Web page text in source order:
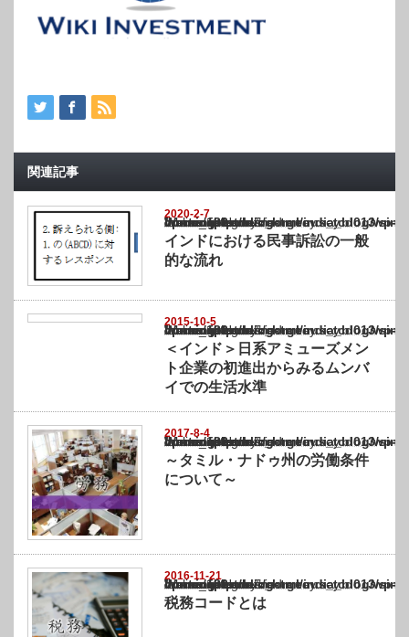
関連記事
2020-2-7
Warning
: Undefined array key "show_category" in
/home/netst/kuno-cpa.co.jp/public_html/india_blog/wp-content/themes/
on line183
インドにおける民事訴訟の一般
的な流れ
2015-10-5
Warning
: Undefined array key "show_category" in
/home/netst/kuno-cpa.co.jp/public_html/india_blog/wp-content/themes/
on line183
＜インド＞日系アミューズメン
ト企業の初進出からみるムンバ
イでの生活水準
2017-8-4
Warning
: Undefined array key "show_category" in
/home/netst/kuno-cpa.co.jp/public_html/india_blog/wp-content/themes/
on line183
～タミル・ナドゥ州の労働条件
について～
2016-11-21
Warning
: Undefined array key "show_category" in
/home/netst/kuno-cpa.co.jp/public_html/india_blog/wp-content/themes/
on line183
税務コードとは